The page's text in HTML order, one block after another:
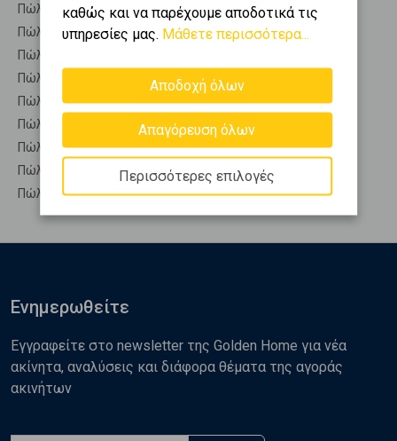
Πώληση Μονοκατοικίες ΧΑΛΚΙΔΑ - Αγ. Μαρίνα
Πώληση Οικίες ΧΑΛΚΙΔΑ - Αγ. Μαρίνα
Πώληση Οροφοδιαμερίσματα ΧΑΛΚΙΔΑ - Αγ. Μαρίνα
Πώληση Οροφομεζονέτες ΧΑΛΚΙΔΑ - Αγ. Μαρίνα
Πώληση Ρετιρέ ΧΑΛΚΙΔΑ - Αγ. Μαρίνα
Πώληση Συγκροτήματα κατοικιών ΧΑΛΚΙΔΑ - Αγ. Μαρίνα
Πώληση Υπόγεια ΧΑΛΚΙΔΑ - Αγ. Μαρίνα
Πώληση Υπόσκαφα ΧΑΛΚΙΔΑ - Αγ. Μαρίνα
Πώληση Υπολ. υψουν ΧΑΛΚΙΔΑ - Αγ. Μαρίνα
καθώς και να παρέχουμε αποδοτικά τις
υπηρεσίες μας. Μάθετε περισσότερα...
Αποδοχή όλων
Απαγόρευση όλων
Περισσότερες επιλογές
Ενημερωθείτε
Εγγραφείτε στο newsletter της Golden Home για νέα
ακίνητα, αναλύσεις και διάφορα θέματα της αγοράς
ακινήτων